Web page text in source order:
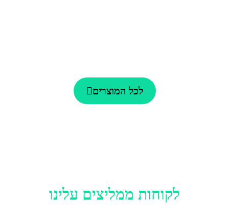
לכל המוצרים
לקוחות ממליצים עלינו